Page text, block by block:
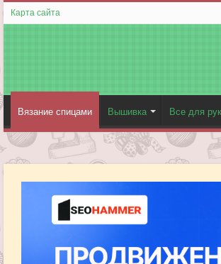
Карта сайта
Вязание спицами Вышивка Все для